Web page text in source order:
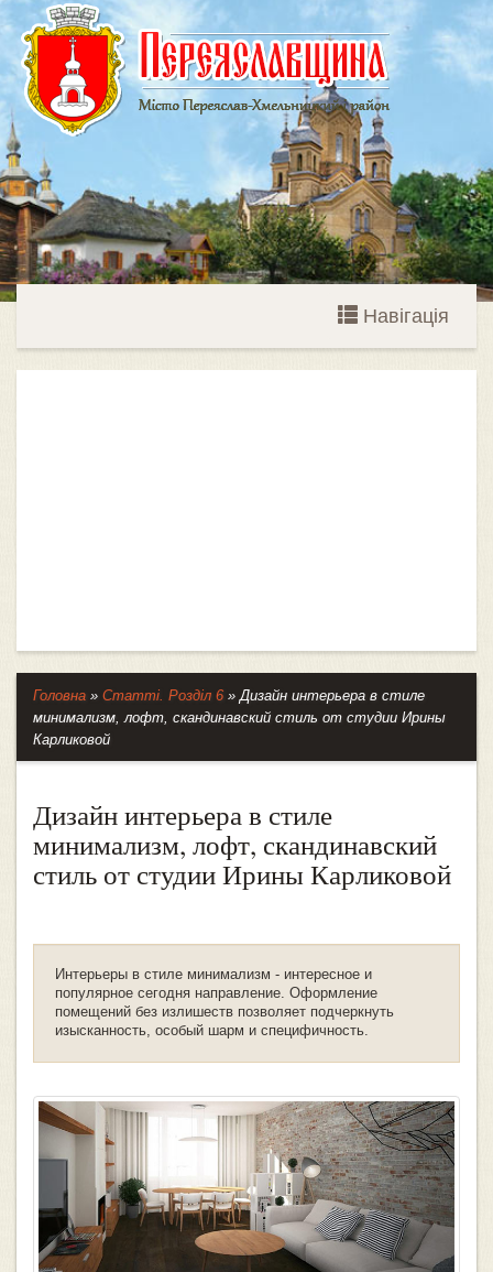
Навігація
Головна » Статті. Розділ 6 »Дизайн интерьера в стиле
минимализм, лофт, скандинавский стиль от студии Ирины
Карликовой
Дизайн интерьера в стиле
минимализм, лофт, скандинавский
стиль от студии Ирины Карликовой
Интерьеры в стиле минимализм - интересное и
популярное сегодня направление. Оформление
помещений без излишеств позволяет подчеркнуть
изысканность, особый шарм и специфичность.